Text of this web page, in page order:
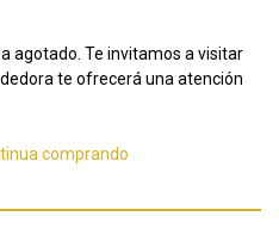
agotado. Te invitamos a visitar
te ofrecerá una atención
comprando